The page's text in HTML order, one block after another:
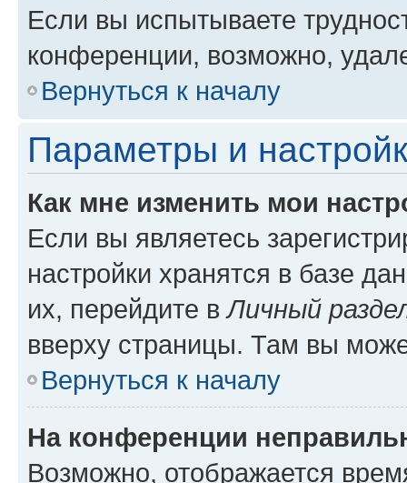
Если вы испытываете
конференции, возможно,
Вернуться к началу
Параметры и
Как мне изменить мои
Если вы являетесь
настройки хранятся в базе
их, перейдите вЛичный
вверху страницы. Там вы
Вернуться к началу
На конференции
Возможно, отображается